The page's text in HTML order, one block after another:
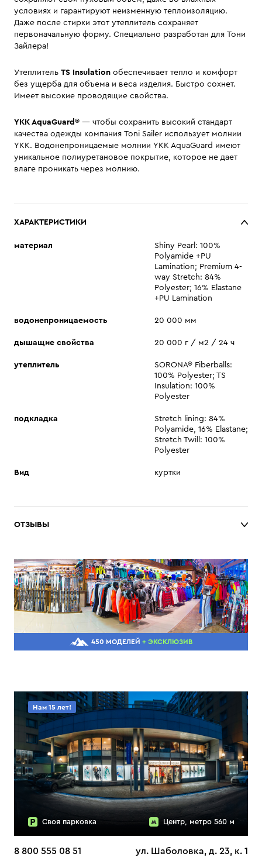
условиях и гарантируют неизменную теплоизоляцию.
Даже после стирки этот утеплитель сохраняет
первоначальную форму. Специально разработан для Тони
Зайлера!
Утеплитель TS Insulation обеспечивает тепло и комфорт
без ущерба для объема и веса изделия. Быстро сохнет.
Имеет высокие проводящие свойства.
YKK AquaGuard® — чтобы сохранить высокий стандарт
качества одежды компания Toni Sailer использует молнии
YKK. Водонепроницаемые молнии YKK AquaGuard имеют
уникальное полиуретановое покрытие, которое не дает
влаге проникать через молнию.
ХАРАКТЕРИСТИКИ
материал
Shiny Pearl: 100%
Polyamide +PU
Lamination; Premium 4-
way Stretch: 84%
Polyester; 16% Elastane
+PU Lamination
водонепроницаемость 20 000 мм
дышащие свойства 20 000 г / м2 / 24 ч
утеплитель
SORONA® Fiberballs:
100% Polyester; TS
Insulation: 100%
Polyester
подкладка
Stretch lining: 84%
Polyamide, 16% Elastane;
Stretch Twill: 100%
Polyester
Вид куртки
ОТЗЫВЫ
450 МОДЕЛЕЙ + ЭКСКЛЮЗИВ
Нам 15 лет!
Своя парковка Центр, метро 560 м
8 800 555 08 51 ул. Шаболовка, д. 23, к. 1